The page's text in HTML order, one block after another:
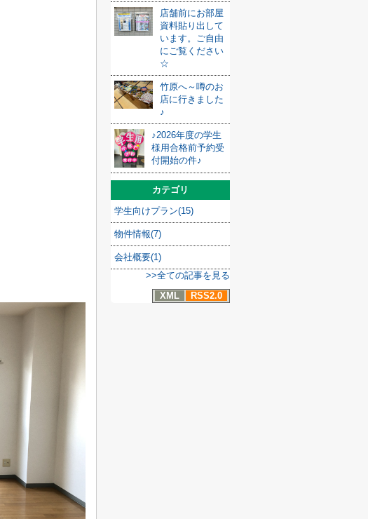
店舗前にお部屋
資料貼り出して
います。ご自由
にご覧ください
☆
竹原へ～噂のお
店に行きました
♪
♪2026年度の学生
様用合格前予約受
付開始の件♪
カテゴリ
学生向けプラン(15)
物件情報(7)
会社概要(1)
>>全ての記事を見る
XML
RSS2.0